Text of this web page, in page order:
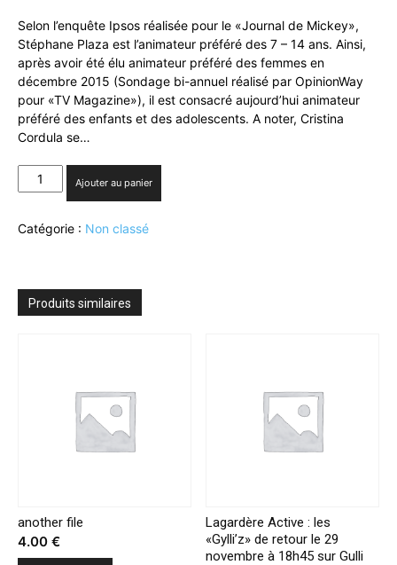
Selon l’enquête Ipsos réalisée pour le «Journal de Mickey»,
Stéphane Plaza est l’animateur préféré des 7 – 14 ans. Ainsi,
après avoir été élu animateur préféré des femmes en
décembre 2015 (Sondage bi-annuel réalisé par OpinionWay
pour «TV Magazine»), il est consacré aujourd’hui animateur
préféré des enfants et des adolescents. A noter, Cristina
Cordula se…
quantité
de
:
animateur
adolescents
Ajouter au panier
Catégorie : Non classé
Produits similaires
another file
4.00 €
Lagardère Active : les
«Gylli’z» de retour le 29
novembre à 18h45 sur Gulli